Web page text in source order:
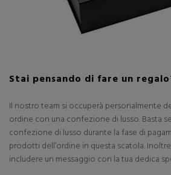
Stai pensando di fare un
Il nostro team si occuperà personalmente
ordine con una confezione di lusso. Basta
confezione di lusso durante la fase di
prodotti dell’ordine in questa scatola.
includere un messaggio con la tua dedica